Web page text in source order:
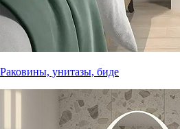
Раковины, унитазы, биде